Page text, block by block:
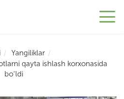
Yangiliklar
qayta ishlash korxonasida
bo‘ldi